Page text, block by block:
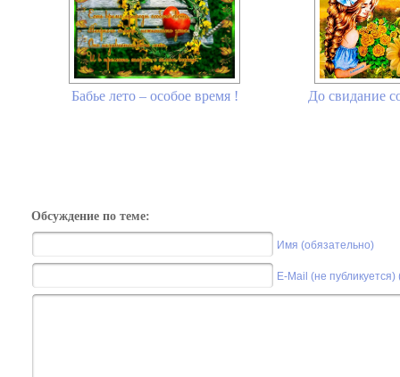
Бабье лето – особое время ! До свидание
Обсуждение по теме:
Имя (обязательно)
E-Mail (не